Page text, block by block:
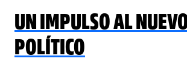
UN IMPULSO AL
POLÍTICO